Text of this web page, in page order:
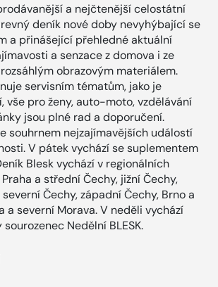
a nejčtenější celostátní
deník nové doby nevyhýbající se
a přinášející přehledné aktuální
a senzace z domova i ze
obrazovým materiálem.
servisním tématům, jako je
vše pro ženy, auto-moto, vzdělávání
jsou plné rad a doporučení.
souhrnem nejzajímavějších událostí
V pátek vychází se suplementem
Blesk vychází v regionálních
a střední Čechy, jižní Čechy,
Čechy, západní Čechy, Brno a
a severní Morava. V neděli vychází
Nedělní BLESK.